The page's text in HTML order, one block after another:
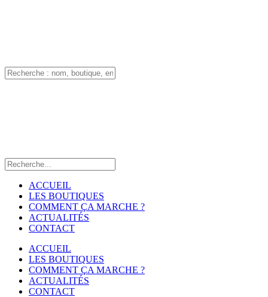
ACCUEIL
LES BOUTIQUES
COMMENT ÇA MARCHE ?
ACTUALITÉS
CONTACT
ACCUEIL
LES BOUTIQUES
COMMENT ÇA MARCHE ?
ACTUALITÉS
CONTACT